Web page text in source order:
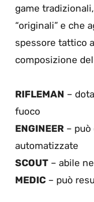
game
“originali” e che
spessore tattico
composizione
RIFLEMAN –
fuoco
ENGINEER –
automatizzate
SCOUT – abile
MEDIC – può